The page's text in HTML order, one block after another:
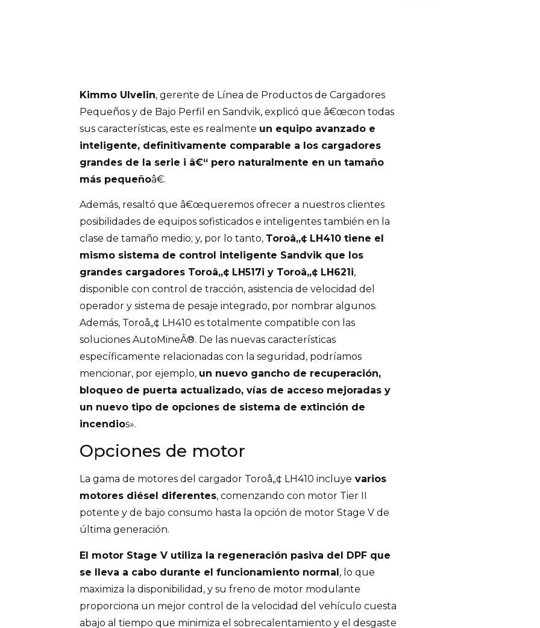
Kimmo Ulvelin, gerente de Línea de Productos de Cargadores
Pequeños y de Bajo Perfil en Sandvik, explicó que â€œcon todas
sus características, este es realmente un equipo avanzado e
inteligente, definitivamente comparable a los cargadores
grandes de la serie i â€“ pero naturalmente en un tamaño
más pequeñoâ€.
Además, resaltó que â€œqueremos ofrecer a nuestros clientes
posibilidades de equipos sofisticados e inteligentes también en la
clase de tamaño medio; y, por lo tanto, Toroâ„¢ LH410 tiene el
mismo sistema de control inteligente Sandvik que los
grandes cargadores Toroâ„¢ LH517i y Toroâ„¢ LH621i,
disponible con control de tracción, asistencia de velocidad del
operador y sistema de pesaje integrado, por nombrar algunos.
Además, Toroâ„¢ LH410 es totalmente compatible con las
soluciones AutoMineÂ®. De las nuevas características
específicamente relacionadas con la seguridad, podríamos
mencionar, por ejemplo, un nuevo gancho de recuperación,
bloqueo de puerta actualizado, vías de acceso mejoradas y
un nuevo tipo de opciones de sistema de extinción de
incendios».
Opciones de motor
La gama de motores del cargador Toroâ„¢ LH410 incluye varios
motores diésel diferentes, comenzando con motor Tier II
potente y de bajo consumo hasta la opción de motor Stage V de
última generación.
El motor Stage V utiliza la regeneración pasiva del DPF que
se lleva a cabo durante el funcionamiento normal, lo que
maximiza la disponibilidad, y su freno de motor modulante
proporciona un mejor control de la velocidad del vehículo cuesta
abajo al tiempo que minimiza el sobrecalentamiento y el desgaste